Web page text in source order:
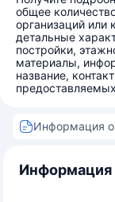
общее
организаций
детальные
постройки,
материалы,
название,
Информация
Информация